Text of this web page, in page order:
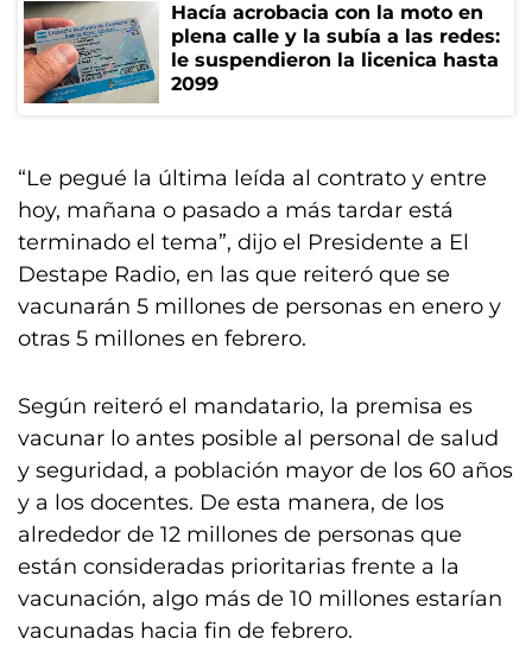
Hacía acrobacia con la moto en
plena calle y la subía a las redes:
le suspendieron la licenica hasta
2099
“Le pegué la última leída al contrato y entre
hoy, mañana o pasado a más tardar está
terminado el tema”, dijo el Presidente a El
Destape Radio, en las que reiteró que se
vacunarán 5 millones de personas en enero y
otras 5 millones en febrero.
Según reiteró el mandatario, la premisa es
vacunar lo antes posible al personal de salud
y seguridad, a población mayor de los 60 años
y a los docentes. De esta manera, de los
alrededor de 12 millones de personas que
están consideradas prioritarias frente a la
vacunación, algo más de 10 millones estarían
vacunadas hacia fin de febrero.